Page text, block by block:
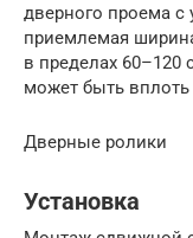
дверного проема с
приемлемая
в пределах 60–120
может быть
Дверные ролики
Установка